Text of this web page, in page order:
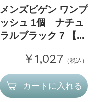
メンズビゲン ワンプ
ッシュ 1個 ナチュ
ラルブラック 7 【...
￥1,027 （税込）
カートに入れる